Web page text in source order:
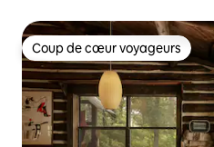
Coup de cœur voyageurs
Coup de cœur voyageurs